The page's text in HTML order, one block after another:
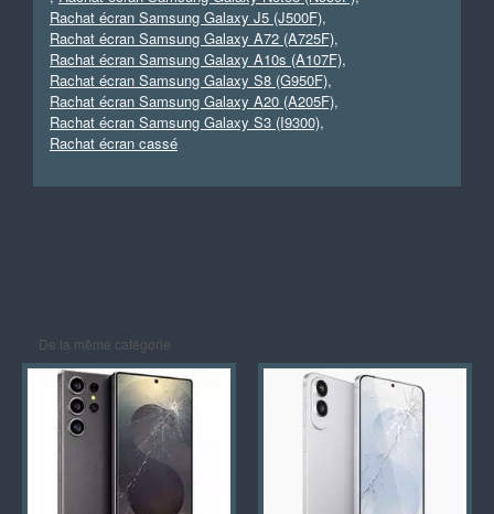
Rachat écran Samsung Galaxy J5 (J500F),
Rachat écran Samsung Galaxy A72 (A725F),
Rachat écran Samsung Galaxy A10s (A107F),
Rachat écran Samsung Galaxy S8 (G950F),
Rachat écran Samsung Galaxy A20 (A205F),
Rachat écran Samsung Galaxy S3 (I9300),
Rachat écran cassé
De la même catégorie